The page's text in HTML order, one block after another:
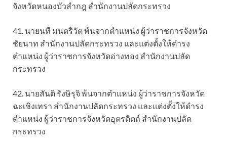
จังหวัดหนองบัวสำกฎ สำนักงานปลัดกระทรวง
41. นายนที มนตริวัต พ้นจากตำแหน่ง ผู้ว่าราชการจังหวัด
ชัยนาท สำนักงานปลัดกระทรวง และแต่งตั้งให้ดำรง
ตำแหน่ง ผู้ว่าราชการจังหวัดอ่างทอง สำนักงานปลัด
กระทรวง
42. นายสันติ รังษิรุจิ พ้นจากตำแหน่ง ผู้ว่าราชการจังหวัด
ฉะเชิงเทรา สำนักงานปลัดกระทรวง และแต่งตั้งให้ดำรง
ตำแหน่ง ผู้ว่าราชการจังหวัดอุตรดิตถ์ สำนักงานปลัด
กระทรวง